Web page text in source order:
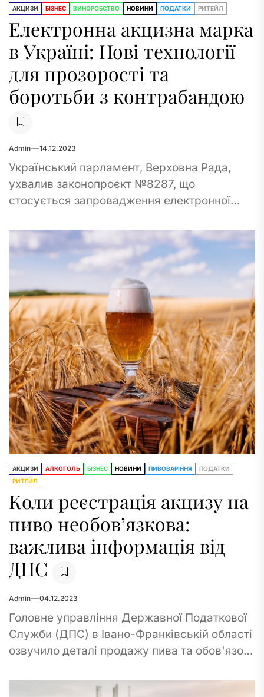
АКЦИЗИ БІЗНЕС ВИНОРОБСТВО НОВИНИ ПОДАТКИ РИТЕЙЛ
Електронна акцизна марка
в Україні: Нові технології
для прозорості та
боротьби з контрабандою
Admin 14.12.2023
Український парламент, Верховна Рада,
ухвалив законопроєкт №8287, що
стосується запровадження електронної
призначений для ефективного контролю
обігу алкогольних напоїв, тютюнових
АКЦИЗИ АЛКОГОЛЬ БІЗНЕС НОВИНИ ПИВОВАРІННЯ
ПОДАТКИ
РИТЕЙЛ
Коли реєстрація акцизу на
пиво необов’язкова:
важлива інформація від
ДПС
Admin 04.12.2023
Головне управління Державної Податкової
Служби (ДПС) в Івано-Франківській області
озвучило деталі продажу пива та обов'язок
умов. Почнемо з нагадування:...